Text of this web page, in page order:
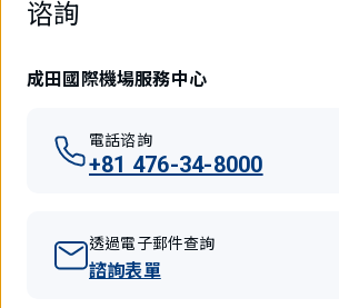
谘詢
成田國際機場服務中心
電話谘詢
+81 476-34-8000
透過電子郵件查詢
諮詢表單